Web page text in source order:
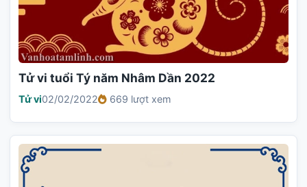
Tử vi tuổi Tý năm Nhâm Dần 2022
Tử vi02/02/2022 669 lượt xem